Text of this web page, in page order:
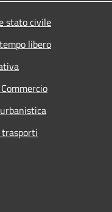
stato civile
libero